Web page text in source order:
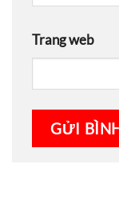
Trang web